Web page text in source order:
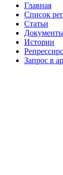
Главная
Список
Статьи
Истории
Запрос в